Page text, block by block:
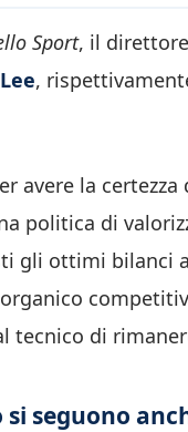
Sport, il
,
avere la
politica di
gli ottimi bilanci
tecnico di
seguono